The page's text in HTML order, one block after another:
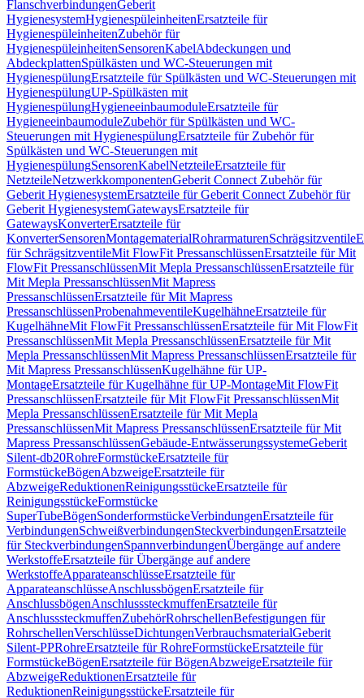
FlanschverbindungenGeberit
HygienesystemHygienespüleinheitenErsatzteile für
HygienespüleinheitenZubehör für
HygienespüleinheitenSensorenKabelAbdeckungen und
AbdeckplattenSpülkästen und WC-Steuerungen mit
HygienespülungErsatzteile für Spülkästen und WC-Steuerungen mit
HygienespülungUP-Spülkästen mit
HygienespülungHygieneeinbaumoduleErsatzteile für
HygieneeinbaumoduleZubehör für Spülkästen und WC-
Steuerungen mit HygienespülungErsatzteile für Zubehör für
Spülkästen und WC-Steuerungen mit
HygienespülungSensorenKabelNetzteileErsatzteile für
NetzteileNetzwerkkomponentenGeberit Connect Zubehör für
Geberit HygienesystemErsatzteile für Geberit Connect Zubehör für
Geberit HygienesystemGatewaysErsatzteile für
GatewaysKonverterErsatzteile für
KonverterSensorenMontagematerialRohrarmaturenSchrägsitzventile
für SchrägsitzventileMit FlowFit PressanschlüssenErsatzteile für Mit
FlowFit PressanschlüssenMit Mepla PressanschlüssenErsatzteile für
Mit Mepla PressanschlüssenMit Mapress
PressanschlüssenErsatzteile für Mit Mapress
PressanschlüssenProbenahmeventileKugelhähneErsatzteile für
KugelhähneMit FlowFit PressanschlüssenErsatzteile für Mit FlowFit
PressanschlüssenMit Mepla PressanschlüssenErsatzteile für Mit
Mepla PressanschlüssenMit Mapress PressanschlüssenErsatzteile für
Mit Mapress PressanschlüssenKugelhähne für UP-
MontageErsatzteile für Kugelhähne für UP-MontageMit FlowFit
PressanschlüssenErsatzteile für Mit FlowFit PressanschlüssenMit
Mepla PressanschlüssenErsatzteile für Mit Mepla
PressanschlüssenMit Mapress PressanschlüssenErsatzteile für Mit
Mapress PressanschlüssenGebäude-EntwässerungssystemeGeberit
Silent-db20RohreFormstückeErsatzteile für
FormstückeBögenAbzweigeErsatzteile für
AbzweigeReduktionenReinigungsstückeErsatzteile für
ReinigungsstückeFormstücke
SuperTubeBögenSonderformstückeVerbindungenErsatzteile für
VerbindungenSchweißverbindungenSteckverbindungenErsatzteile
für SteckverbindungenSpannverbindungenÜbergänge auf andere
WerkstoffeErsatzteile für Übergänge auf andere
WerkstoffeApparateanschlüsseErsatzteile für
ApparateanschlüsseAnschlussbögenErsatzteile für
AnschlussbögenAnschlusssteckmuffenErsatzteile für
AnschlusssteckmuffenZubehörRohrschellenBefestigungen für
RohrschellenVerschlüsseDichtungenVerbrauchsmaterialGeberit
Silent-PPRohreErsatzteile für RohreFormstückeErsatzteile für
FormstückeBögenErsatzteile für BögenAbzweigeErsatzteile für
AbzweigeReduktionenErsatzteile für
ReduktionenReinigungsstückeErsatzteile für